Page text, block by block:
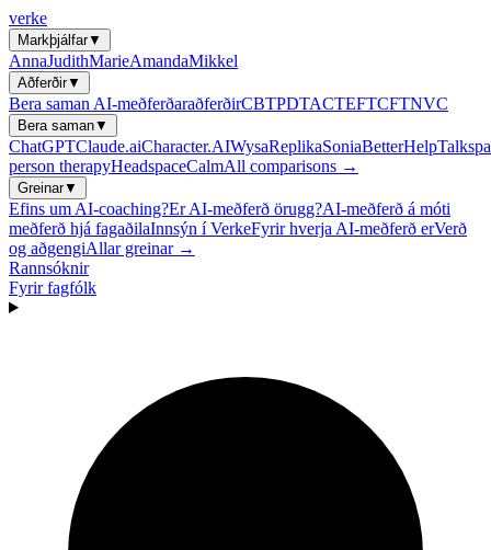
verke
Markþjálfar▼
AnnaJudithMarieAmandaMikkel
Aðferðir▼
Bera saman AI-meðferðaraðferðirCBTPDTACTEFTCFTNVC
Bera saman▼
ChatGPTClaude.aiCharacter.AIWysaReplikaSoniaBetterHelp
person therapyHeadspaceCalmAll comparisons →
Greinar▼
Efins um AI-coaching?Er AI-meðferð örugg?AI-meðferð á móti
meðferð hjá fagaðilaInnsýn í VerkeFyrir hverja AI-meðferð erVerð
og aðgengiAllar greinar →
Rannsóknir
Fyrir fagfólk